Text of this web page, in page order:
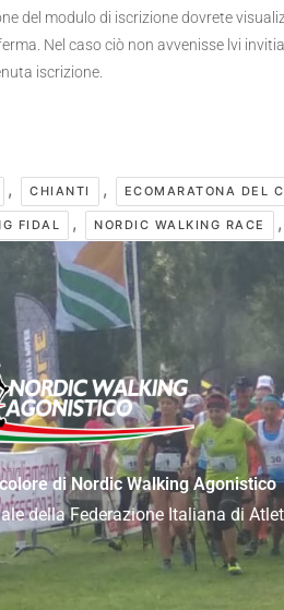
del modulo di iscrizione dovrete
Nel caso ciò non avvenisse lvi
iscrizione.
, CHIANTI , ECOMARATONA DEL
FIDAL , NORDIC WALKING RACE ,
di Nordic Walking Agonistico
della Federazione Italiana di